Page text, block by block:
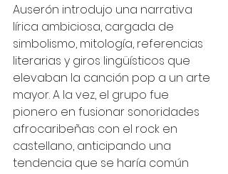
Auserón introdujo una narrativa
lírica ambiciosa, cargada de
simbolismo, mitología, referencias
literarias y giros lingüísticos que
elevaban la canción pop a un arte
mayor. A la vez, el grupo fue
pionero en fusionar sonoridades
afrocaribeñas con el rock en
castellano, anticipando una
tendencia que se haría común